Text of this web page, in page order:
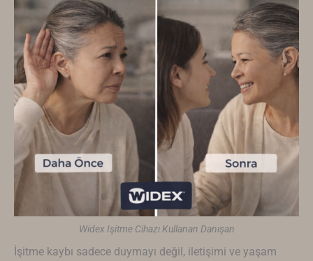
Widex Işitme Cihazı Kullanan Danışan
İşitme kaybı sadece duymayı değil, iletişimi ve yaşam